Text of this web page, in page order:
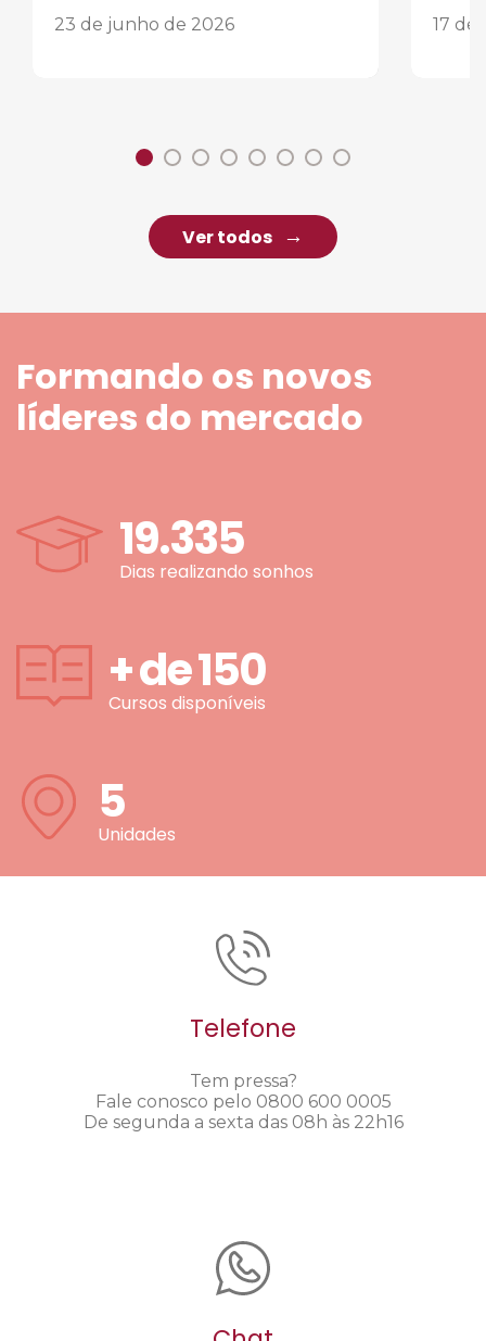
23 de junho de 2026 17 de
Ver todos
Formando os novos
líderes do mercado
19.335
Dias realizando sonhos
+ de150
Cursos disponíveis
5
Unidades
Telefone
Tem pressa?
Fale conosco pelo 0800 600 0005
De segunda a sexta das 08h às 22h16